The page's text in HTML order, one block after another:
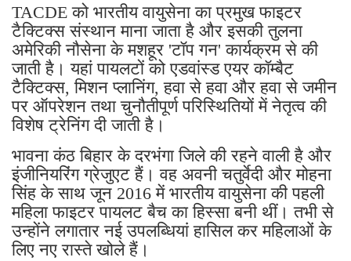
TACDE को भारतीय वायुसेना का प्रमुख फाइटर
टैक्टिक्स संस्थान माना जाता है और इसकी तुलना
अमेरिकी नौसेना के मशहूर 'टॉप गन' कार्यक्रम से की
जाती है। यहां पायलटों को एडवांस्ड एयर कॉम्बैट
टैक्टिक्स, मिशन प्लानिंग, हवा से हवा और हवा से जमीन
पर ऑपरेशन तथा चुनौतीपूर्ण परिस्थितियों में नेतृत्व की
विशेष ट्रेनिंग दी जाती है।
भावना कंठ बिहार के दरभंगा जिले की रहने वाली है और
इंजीनियरिंग ग्रेजुएट हैं। वह अवनी चतुर्वेदी और मोहना
सिंह के साथ जून 2016 में भारतीय वायुसेना की पहली
महिला फाइटर पायलट बैच का हिस्सा बनी थीं। तभी से
उन्होंने लगातार नई उपलब्धियां हासिल कर महिलाओं के
लिए नए रास्ते खोले हैं।